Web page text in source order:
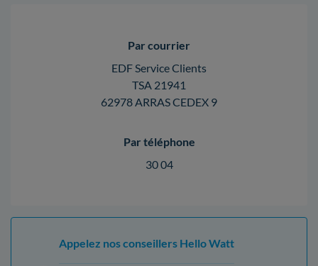
Par courrier
EDF Service Clients
TSA 21941
62978 ARRAS CEDEX 9
Par téléphone
30 04
Appelez nos conseillers Hello Watt